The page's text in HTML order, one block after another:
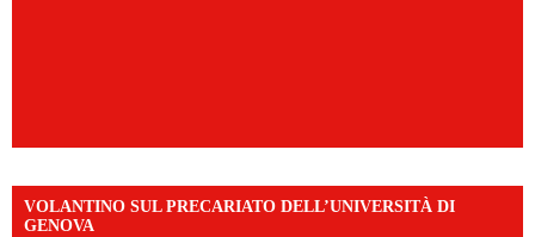
VOLANTINO SUL PRECARIATO DELL’UNIVERSITÀ DI
GENOVA